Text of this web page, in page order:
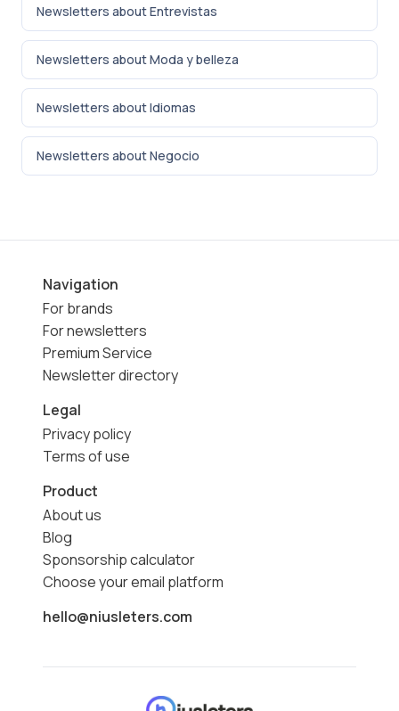
Newsletters about Entrevistas
Newsletters about Moda y belleza
Newsletters about Idiomas
Newsletters about Negocio
Navigation
For brands
For newsletters
Premium Service
Newsletter directory
Legal
Privacy policy
Terms of use
Product
About us
Blog
Sponsorship calculator
Choose your email platform
hello@niusleters.com